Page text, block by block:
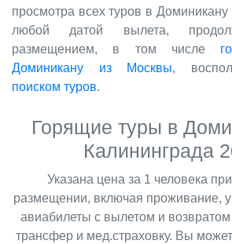
просмотра всех туров в Доминикану
любой датой вылета,
размещением, в том числе
Доминикану из Москвы,
поиском туров.
Горящие туры в
Калининграда
Указана цена за 1 человека
размещении, включая проживание,
авиабилеты с вылетом и возвратом
трансфер и мед.страховку. Вы